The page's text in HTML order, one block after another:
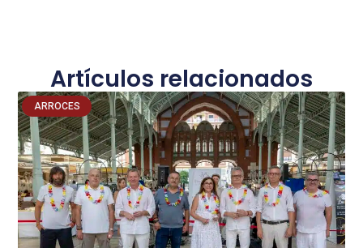
Artículos relacionados
ARROCES